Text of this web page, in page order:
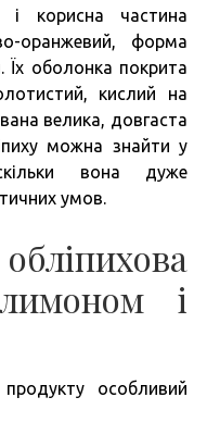
корисна частина
оранжевий, форма
Їх оболонка покрита
кислий на
велика, довгаста
можна знайти у
вона дуже
умов.
і
особливий